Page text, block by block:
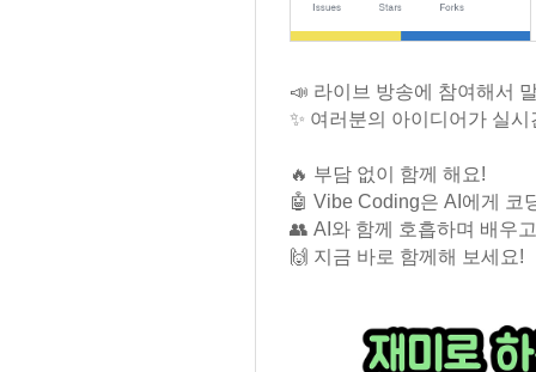
📣 라이브 방송에 참여해서
✨ 여러분의 아이디어가 실
🔥 부담 없이 함께 해요!
🤖 Vibe Coding은 AI에게 코
👥 AI와 함께 호흡하며 배우
🙌 지금 바로 함께해 보세요!